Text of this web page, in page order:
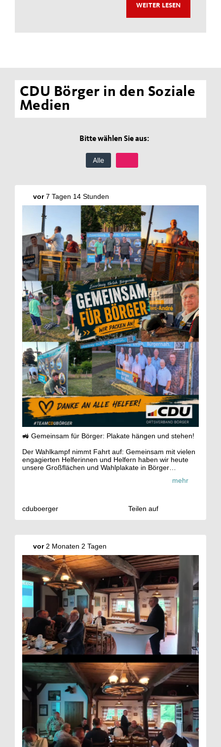
WEITER LESEN
CDU Börger in den Soziale
Medien
Bitte wählen Sie aus:
Alle
vor7 Tagen 14 Stunden
🚜 Gemeinsam für Börger: Plakate hängen und stehen!
Der Wahlkampf nimmt Fahrt auf: Gemeinsam mit vielen
engagierten Helferinnen und Helfern haben wir heute
unsere Großflächen und Wahlplakate in Börger
Ein großes Dankeschön an alle, die mit angepackt
und Teamgeist bewirken können.
Mit unserem Motto "Zuverlässig. Ehrlich. Bürgernah."
weiterentwickeln.
💬 Sprecht uns gerne an. Wir freuen uns auf den
Austausch mit euch!
#CDUBörger #Börger #Kommunalwahl
#Kommunalwahl2026# Teamwork
mehr
cduboerger Teilen auf
vor2 Monaten 2 Tagen